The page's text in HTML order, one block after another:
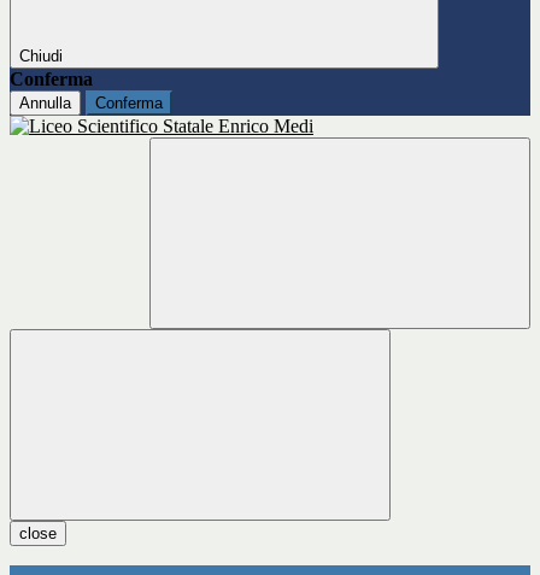
Chiudi
Conferma
Annulla Conferma
close